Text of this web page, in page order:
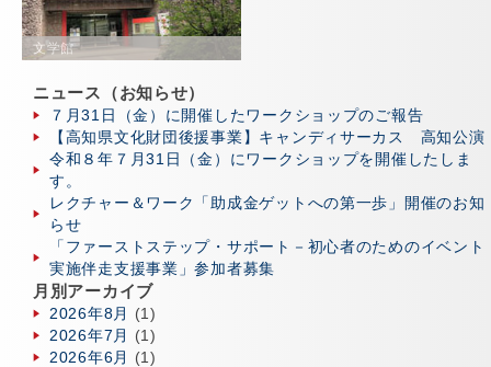
文学館
ニュース（お知らせ）
７月31日（金）に開催したワークショップのご報告
【高知県文化財団後援事業】キャンディサーカス 高知公演
令和８年７月31日（金）にワークショップを開催したしま
す。
レクチャー＆ワーク「助成金ゲットへの第一歩」開催のお知
らせ
「ファーストステップ・サポート－初心者のためのイベント
実施伴走支援事業」参加者募集
月別アーカイブ
2026年8月
(1)
2026年7月
(1)
2026年6月
(1)